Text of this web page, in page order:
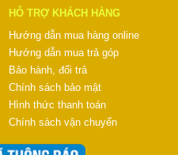
HỖ TRỢ KHÁCH HÀNG
Hướng dẫn mua hàng online
Hướng dẫn mua trả góp
Bảo hành, đổi trả
Chính sách bảo mật
Hình thức thanh toán
Chính sách vận chuyển